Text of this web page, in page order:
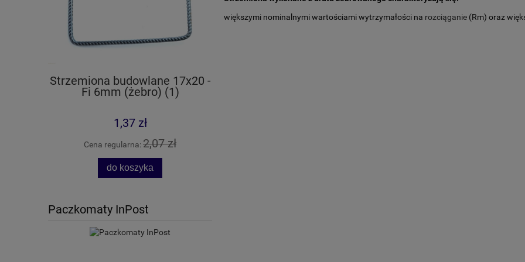
Strzemiona budowlane 17x20 -
Fi 6mm (żebro) (1)
1,37 zł
Cena regularna:2,07 zł
do koszyka
Paczkomaty InPost
większymi nominalnymi wartościami wytrzymałości na rozciąganie (Rm) oraz